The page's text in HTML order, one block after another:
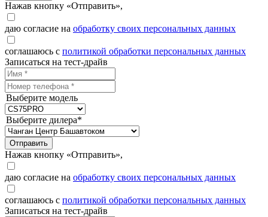
Нажав кнопку «Отправить»,
даю согласие на обработку своих персональных данных
соглашаюсь с политикой обработки персональных данных
Записаться на тест-драйв
Выберите модель
Выберите дилера*
Отправить
Нажав кнопку «Отправить»,
даю согласие на обработку своих персональных данных
соглашаюсь с политикой обработки персональных данных
Записаться на тест-драйв